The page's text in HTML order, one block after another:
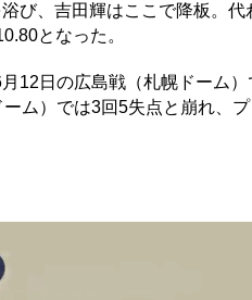
び、吉田輝はここで降板。
となった。
12日の広島戦（札幌ドーム
ム）では3回5失点と崩れ、プ